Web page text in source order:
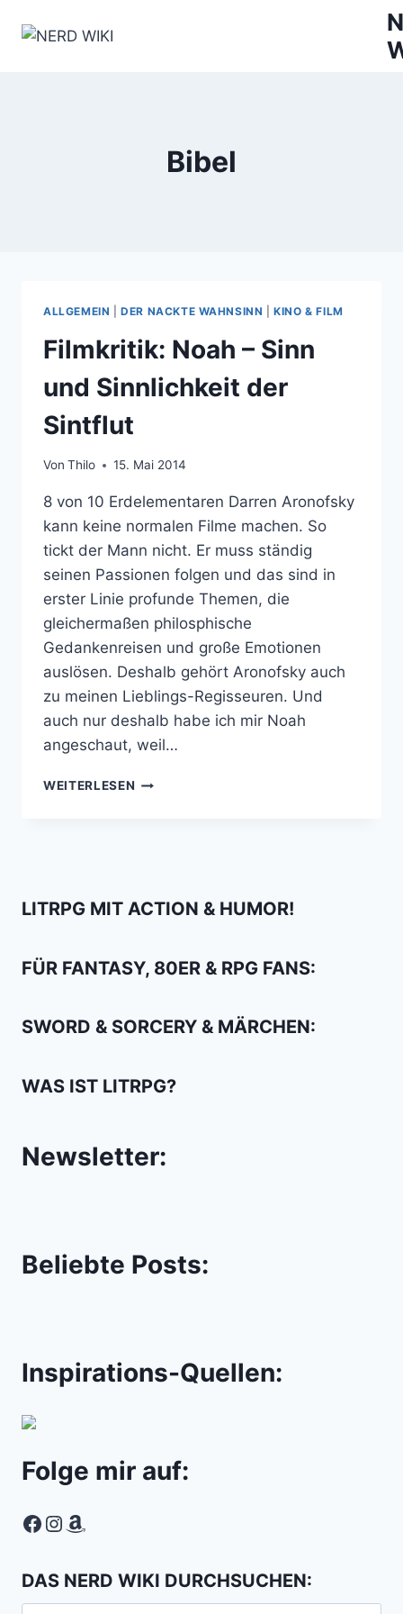
Inhalt
Bibel
ALLGEMEIN |DER NACKTE WAHNSINN |KINO & FILM
Filmkritik: Noah – Sinn
und Sinnlichkeit der
Sintflut
Von Thilo 15. Mai 2014
8 von 10 Erdelementaren Darren Aronofsky
kann keine normalen Filme machen. So
tickt der Mann nicht. Er muss ständig
seinen Passionen folgen und das sind in
erster Linie profunde Themen, die
gleichermaßen philosphische
Gedankenreisen und große Emotionen
auslösen. Deshalb gehört Aronofsky auch
zu meinen Lieblings-Regisseuren. Und
auch nur deshalb habe ich mir Noah
angeschaut, weil…
WEITERLESEN FILMKRITIK:
SINTFLUT
LITRPG MIT ACTION & HUMOR!
FÜR FANTASY, 80ER & RPG FANS:
SWORD & SORCERY & MÄRCHEN:
WAS IST LITRPG?
Newsletter:
Beliebte Posts:
Inspirations-Quellen:
Folge mir auf:
Facebook
Instagram
Amazon
DAS NERD WIKI DURCHSUCHEN: